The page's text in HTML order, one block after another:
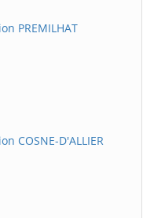
PREMILHAT
COSNE-D'ALLIER